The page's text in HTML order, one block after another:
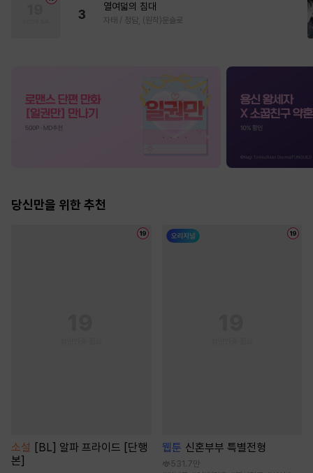
3
열여덟의 침대
자태 / 청담, (원작)문슬로
당신만을 위한 추천
소설 [BL] 알파 프라이드 [단행
본]
웹툰 신혼부부 특별전형
531.7만